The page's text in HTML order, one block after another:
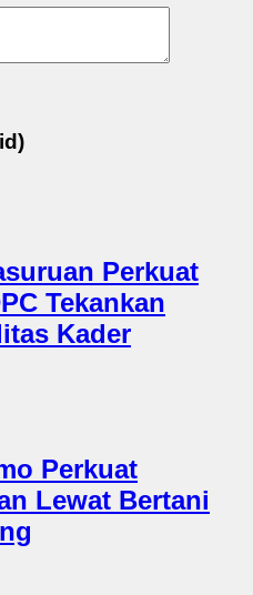
Perkuat
Tekankan
Kader
Perkuat
Lewat Bertani